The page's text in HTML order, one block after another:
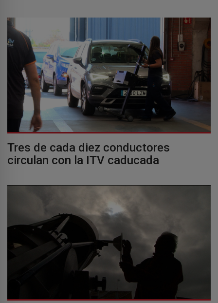
Tres de cada diez conductores
circulan con la ITV caducada